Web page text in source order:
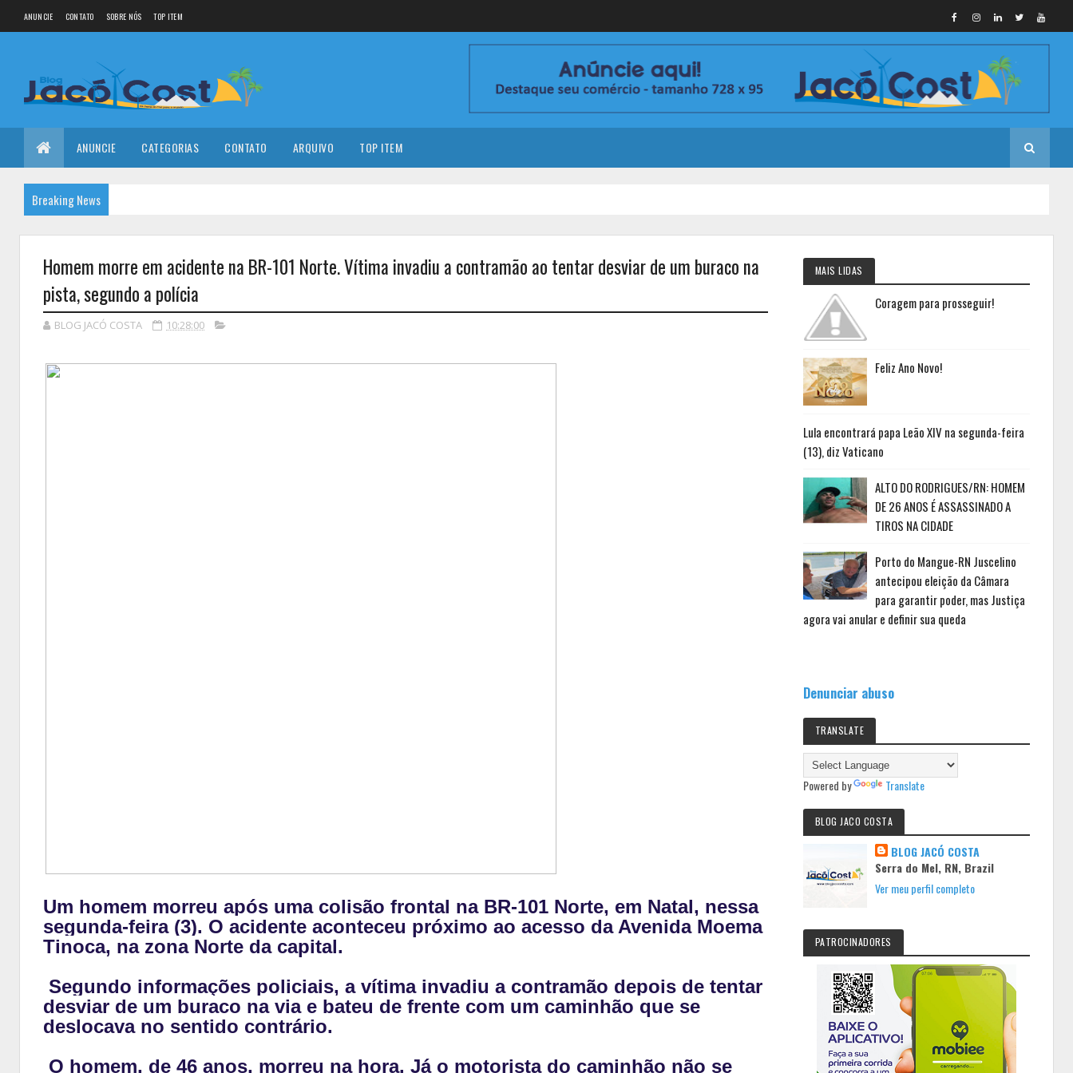
ANUNCIE CONTATO SOBRE NÓS TOP ITEM
ANUNCIE CATEGORIAS CONTATO ARQUIVO TOP ITEM
Breaking News
Homem morre em acidente na BR-101 Norte. Vítima invadiu a contramão ao tentar desviar de um buraco na
pista, segundo a polícia
BLOG JACÓ COSTA 10:28:00
Um homem morreu após uma colisão frontal na BR-101 Norte, em Natal, nessa
segunda-feira (3). O acidente aconteceu próximo ao acesso da Avenida Moema
Tinoca, na zona Norte da capital.
Segundo informações policiais, a vítima invadiu a contramão depois de tentar
desviar de um buraco na via e bateu de frente com um caminhão que se
deslocava no sentido contrário.
O homem, de 46 anos, morreu na hora. Já o motorista do caminhão não se
MAIS LIDAS
Coragem para prosseguir!
Feliz Ano Novo!
Lula encontrará papa Leão XIV na segunda-feira
(13), diz Vaticano
ALTO DO RODRIGUES/RN: HOMEM
DE 26 ANOS É ASSASSINADO A
TIROS NA CIDADE
Porto do Mangue-RN Juscelino
antecipou eleição da Câmara
para garantir poder, mas Justiça
agora vai anular e definir sua queda
Denunciar abuso
TRANSLATE
Powered by Translate
BLOG JACO COSTA
BLOG JACÓ COSTA
Serra do Mel, RN, Brazil
Ver meu perfil completo
PATROCINADORES